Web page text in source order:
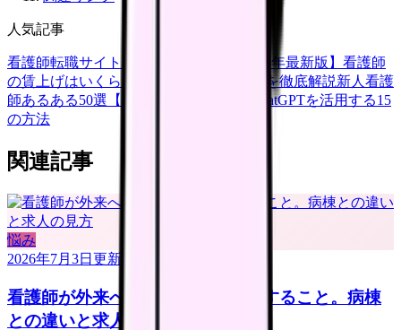
人気記事
看護師転職サイトランキングTOP5【2026年最新版】 看護師
の賃上げはいくら？2026年度の最新情報を徹底解説新人看護
師あるある50選【共感必至】
看護師がChatGPTを活用する15
の方法
関連記事
悩み
2026年7月3日 更新
看護師が外来へ転職する前に確認すること。病棟
との違いと求人の見方